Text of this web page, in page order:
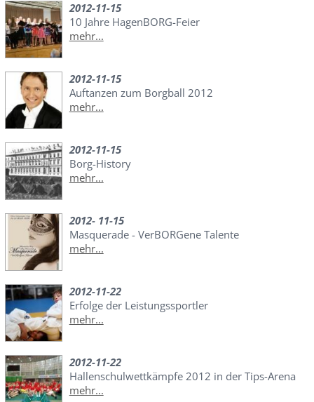
2012-11-15
10 Jahre HagenBORG-Feier
mehr...
2012-11-15
Auftanzen zum Borgball 2012
mehr...
2012-11-15
Borg-History
mehr...
2012- 11-15
Masquerade - VerBORGene Talente
mehr...
2012-11-22
Erfolge der Leistungssportler
mehr...
2012-11-22
Hallenschulwettkämpfe 2012 in der Tips-Arena
mehr...